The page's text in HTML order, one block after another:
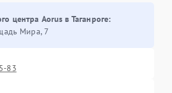
центра Aorus в Таганроге:
Мира, 7
83